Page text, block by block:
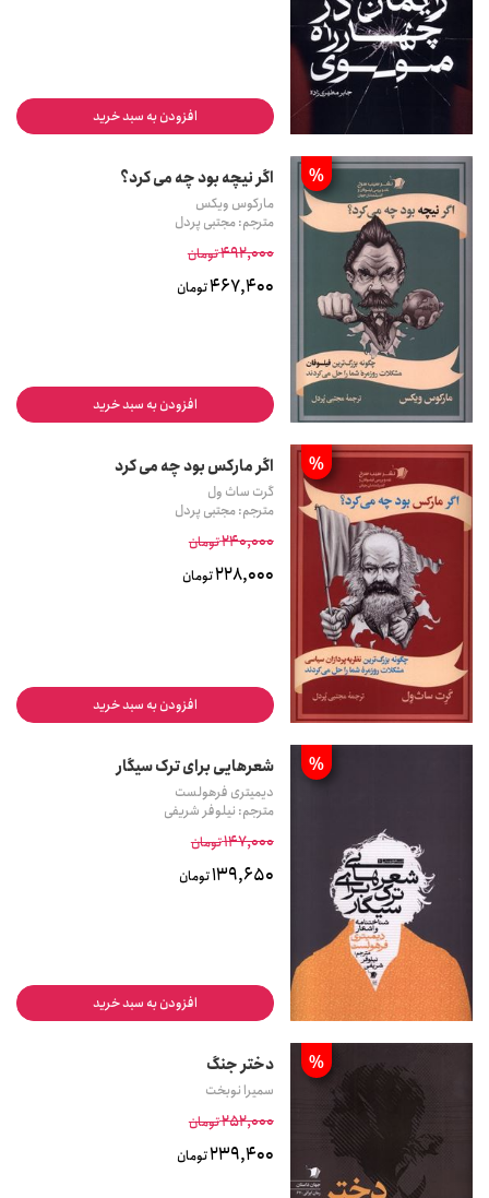
افزودن به سبد خرید
% اگر نیچه بود چه می کرد؟
مارکوس ویکس
مترجم: مجتبی پردل
492,000تومان
467,400تومان
افزودن به سبد خرید
% اگر مارکس بود چه می کرد
گرت ساث ول
مترجم: مجتبی پردل
240,000تومان
228,000تومان
افزودن به سبد خرید
% شعرهایی برای ترک سیگار
دیمیتری فرهولست
مترجم: نیلوفر شریفی
147,000تومان
139,650تومان
افزودن به سبد خرید
% دختر جنگ
سمیرا نوبخت
252,000تومان
239,400تومان